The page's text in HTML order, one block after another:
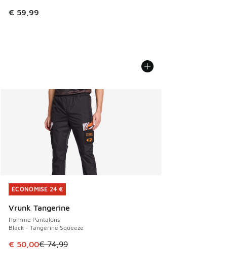
€ 59,99
ÉCONOMISE 24 €
Vrunk Tangerine
Homme Pantalons
Black - Tangerine Squeeze
Cet article est en promotion. Prix en baisse de € 74,99 à
€ 50,00€ 74,99
ÉCONOMISE 24 €